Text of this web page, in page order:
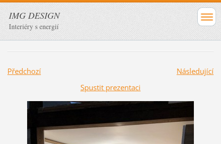
IMG DESIGN
Interiéry s energií
Předchozí
Následující
Spustit prezentaci